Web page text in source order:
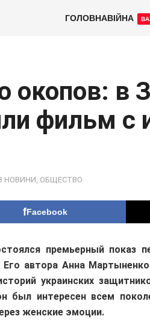
ГОЛОВНАВІЙНА
окопов: в
фильм с
НОВИНИ ОБЩЕСТВО
Facebook
премьерный показ
Его автора Анна
украинских
был интересен всем
женские эмоции.